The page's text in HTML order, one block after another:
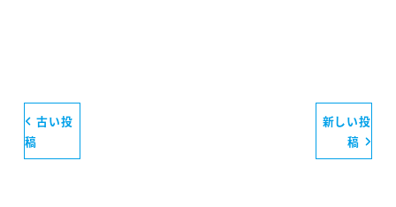
古い投
稿
新しい投
稿